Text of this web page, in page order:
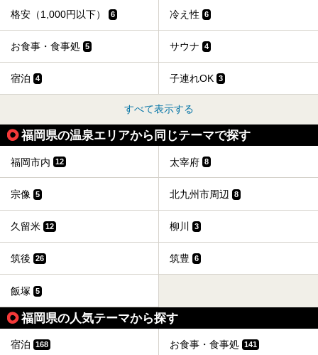
格安（1,000円以下） 6 冷え性 6
お食事・食事処 5 サウナ 4
宿泊 4 子連れOK 3
すべて表示する
福岡県の温泉エリアから同じテーマで探す
福岡市内 12 太宰府 8
宗像 5 北九州市周辺 8
久留米 12 柳川 3
筑後 26 筑豊 6
飯塚 5
福岡県の人気テーマから探す
宿泊 168 お食事・食事処 141